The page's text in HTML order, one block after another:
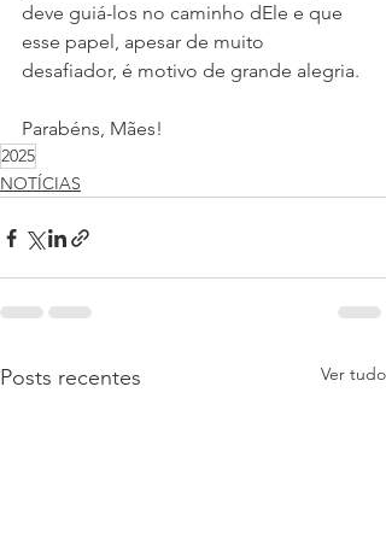
deve guiá-los no caminho dEle e que
esse papel, apesar de muito
desafiador, é motivo de grande alegria.
Parabéns, Mães!
2025
NOTÍCIAS
Posts recentes Ver tudo